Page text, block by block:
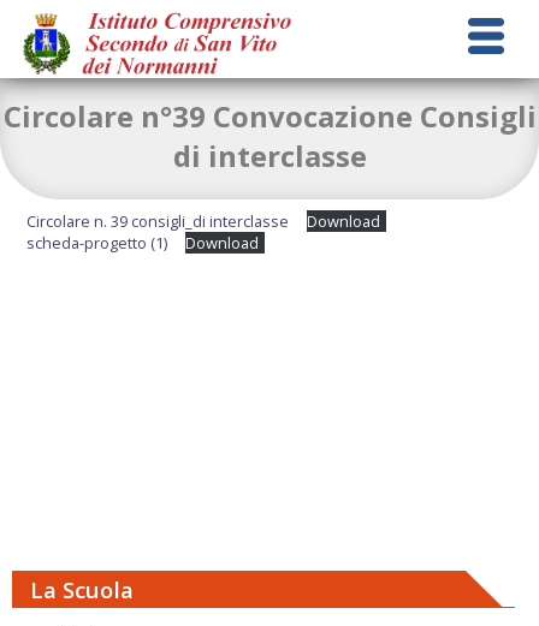
La Scuola
Circolare n°39 Convocazione Consigli
di interclasse
Circolare n. 39 consigli_di interclasse
Download
scheda-progetto (1)
Download